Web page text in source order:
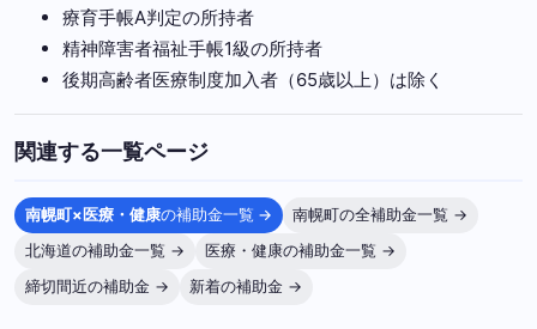
療育手帳A判定の所持者
精神障害者福祉手帳1級の所持者
後期高齢者医療制度加入者（65歳以上）は除く
関連する一覧ページ
南幌町×医療・健康の補助金一覧 →
南幌町の全補助金一覧 →
北海道の補助金一覧 →
医療・健康の補助金一覧 →
締切間近の補助金 →
新着の補助金 →